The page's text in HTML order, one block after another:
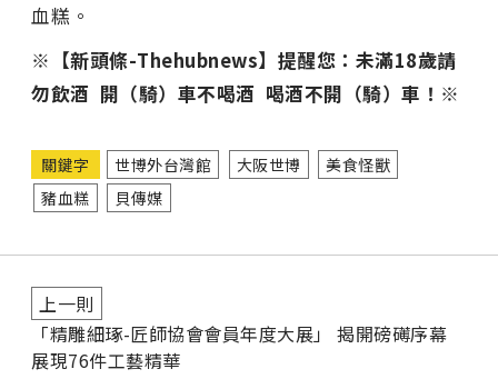
血糕。
※【新頭條-Thehubnews】提醒您：未滿18歲請
勿飲酒 開（騎）車不喝酒 喝酒不開（騎）車！※
關鍵字 世博外台灣館 大阪世博
美食怪獸
豬血糕
貝傳媒
上一則
「精雕細琢-匠師協會會員年度大展」 揭開磅礡序幕
展現76件工藝精華